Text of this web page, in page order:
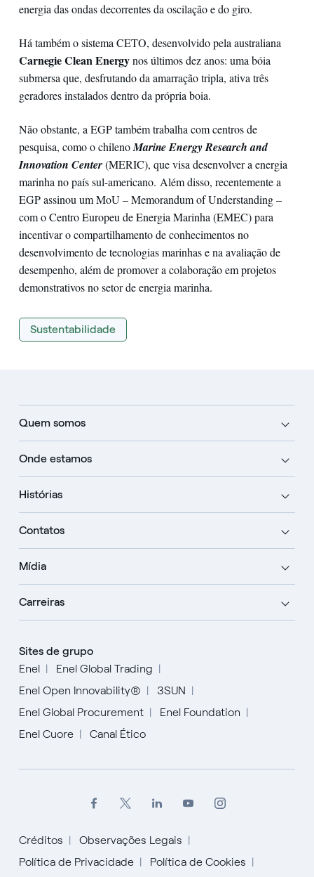
energia das ondas decorrentes da oscilação e do giro.
Há também o sistema CETO, desenvolvido pela australiana
Carnegie CleanEnergynos últimos dez anos: uma bóia
submersa que, desfrutando da amarração tripla, ativa três
geradores instalados dentro da própria boia.
Não obstante, a EGP também trabalha com centros de
pesquisa, como o chilenoMarine Energy Research and
Innovation Center(MERIC), que visa desenvolver a energia
marinha no país sul-americano. Além disso, recentemente a
EGP assinou um MoU – Memorandum of Understanding –
com o Centro Europeu de Energia Marinha (EMEC) para
incentivar o compartilhamento de conhecimentos no
desenvolvimento de tecnologias marinhas e na avaliação de
desempenho, além de promover a colaboração em projetos
demonstrativos no setor de energia marinha.
Sustentabilidade
Quem somos
Onde estamos
Histórias
Contatos
Mídia
Carreiras
Sites de grupo
Enel
Enel Global Trading
Enel Open Innovability®
3SUN
Enel Global Procurement
Enel Foundation
Enel Cuore
Canal Ético
Créditos
Observações Legais
Política de Privacidade
Política de Cookies